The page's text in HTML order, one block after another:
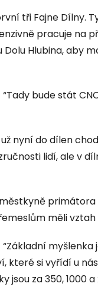
tři Fajne Dílny.
pracuje na
Hlubina, aby
bude stát
nyní do dílen
lidí, ale v
primátora
měli
“Základní
které si vyřídí u
za 350, 1000 a